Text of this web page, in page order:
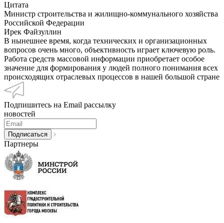
Цитата
Министр строительства и жилищно-коммунального хозяйства
Российской Федерации
Ирек Файзуллин
В нынешнее время, когда технических и организационных
вопросов очень много, объективность играет ключевую роль.
Работа средств массовой информации приобретает особое
значение для формирования у людей полного понимания всех
происходящих отраслевых процессов в нашей большой стране
Подпишитесь на Email рассылку
новостей
Партнеры